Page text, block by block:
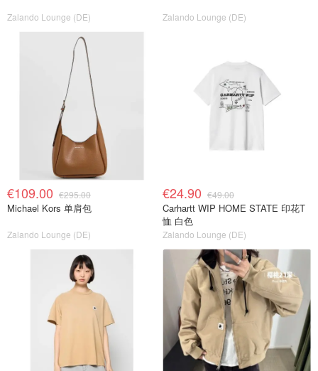
Zalando Lounge (DE) Zalando Lounge (DE)
€109.00 €295.00
Michael Kors 单肩包
Zalando Lounge (DE)
€24.90 €49.00
Carhartt WIP HOME STATE 印花T
恤 白色
Zalando Lounge (DE)